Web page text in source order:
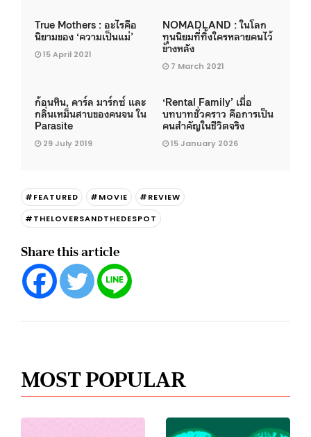
True Mothers : อะไรคือ
นิยามของ ‘ความเป็นแม่’
15 April 2021
NOMADLAND : ในโลก
ทุนนิยมที่ทิ้งใครหลายคนไว้
ข้างหลัง
7 March 2021
ก้อนหิน, คาร์ล มาร์กซ์ และ
กลิ่นเหม็นสาบของคนจน ใน
Parasite
29 July 2019
‘Rental Family’ เมื่อ
บทบาทชั่วคราว คือการเป็น
คนสำคัญในชีวิตจริง
15 January 2026
#FEATURED #MOVIE
#REVIEW
#THELOVERSANDTHEDESPOT
Share this article
MOST POPULAR